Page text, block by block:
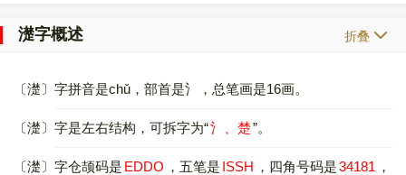
濋字概述 折叠
〔濋〕字拼音是chǔ，部首是氵，总笔画是16画。
〔濋〕字是左右结构，可拆字为“氵、楚”。
〔濋〕字仓颉码是 EDDO ，五笔是 ISSH ，四角号码是34181 ，